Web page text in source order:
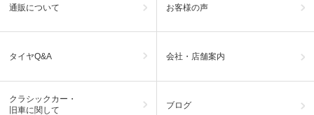
通販について お客様の声
タイヤQ&A 会社・店舗案内
クラシックカー・
旧車に関して
ブログ